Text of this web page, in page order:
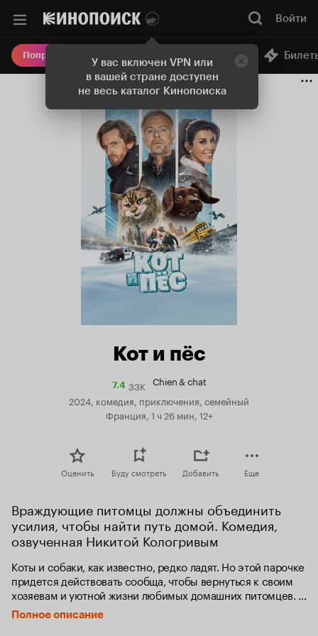
У вас включен VPN или
в вашей стране доступен
не весь каталог Кинопоиска
Войти
Попробовать Плюс Онлайн-кинотеатр
Кот и пёс
7.4Рейтинг
7.4
33K Chien & chat
2024, комедия, приключения, семейный
Франция, 1 ч 26 мин, 12+
Оценить Буду смотреть Добавить Еще
Враждующие питомцы должны объединить
усилия, чтобы найти путь домой. Комедия,
озвученная Никитой Кологривым
Коты и собаки, как известно, редко ладят. Но этой парочке
придется действовать сообща, чтобы вернуться к своим
хозяевам и уютной жизни любимых домашних питомцев.
По нелепой случайности они потерялись в аэропорту,
и теперь «лучшим врагам» предстоит отправиться
Полное описание